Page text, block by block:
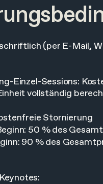
(per E-Mail,
Einzel-Sessions:
vollständig
Stornierung
50 % des
90 % des